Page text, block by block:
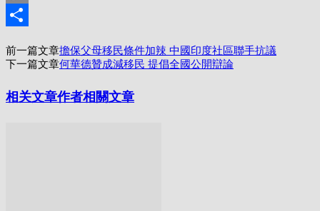
Copy
享
前一篇文章擔保父母移民條件加辣 中國印度社區聯手抗議
下一篇文章何華德贊成減移民 提倡全國公開辯論
相关文章作者相關文章